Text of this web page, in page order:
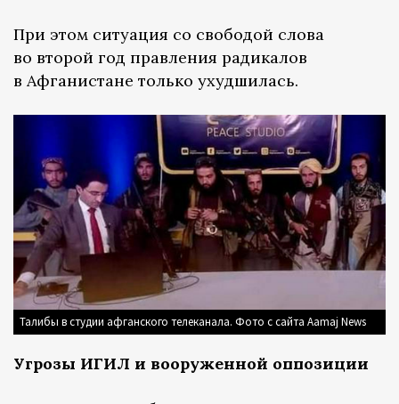
При этом ситуация со свободой слова
во второй год правления радикалов
в Афганистане только ухудшилась.
Талибы в студии афганского телеканала. Фото с сайта Aamaj News
Угрозы ИГИЛ и вооруженной оппозиции